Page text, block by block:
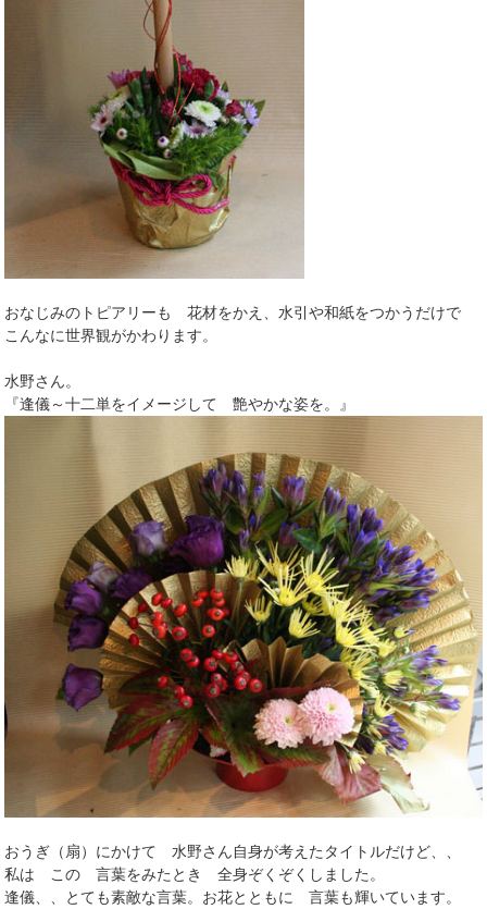
おなじみのトピアリーも 花材をかえ、水引や和紙をつかうだけで
こんなに世界観がかわります。
水野さん。
『逢儀～十二単をイメージして 艶やかな姿を。』
おうぎ（扇）にかけて 水野さん自身が考えたタイトルだけど、、
私は この 言葉をみたとき 全身ぞくぞくしました。
逢儀、、とても素敵な言葉。お花とともに 言葉も輝いています。